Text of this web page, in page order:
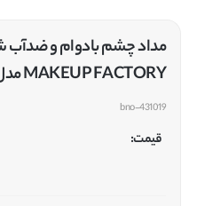
MAKEUP FACTORY مدل Smoky وزن 1.2 گرم
bno-431019
قیمت: